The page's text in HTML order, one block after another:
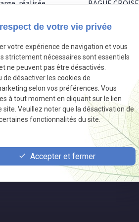
réalisée
Ce
: AK1385
atelier,
de la
rue du
90
BAGUE
0.51 carats
peut être
demander un
bague est
méthodes
française. Or-
Paris Tel 01 48
«4
de votre vie privée
votre expérience de navigation et vous
strictement nécessaires sont essentiels
ne peuvent pas être désactivés.
de désactiver les cookies de
selon vos préférences. Vous
à tout moment en cliquant sur le lien
Veuillez noter que la désactivation de
fonctionnalités du site.
Accepter et fermer